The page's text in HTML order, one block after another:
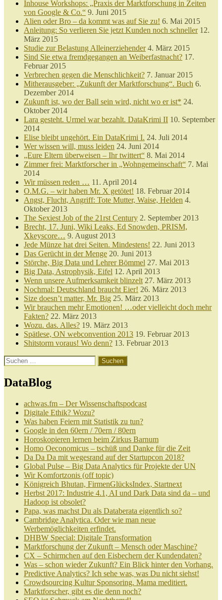
Inhouse Workshops: „Praxis der Marktforschung in Zeiten
von Google & Co.“ 9. Juni 2015
Alien oder Bro – da kommt was auf Sie zu! 6. Mai 2015
Anleitung: So verlieren Sie jetzt Kunden noch schneller 12.
März 2015
Studie zur Belastung Alleinerziehender 4. März 2015
Sind Sie etwa fremdgegangen an Weiberfastnacht? 17.
Februar 2015
Verbrechen gegen die Menschlichkeit? 7. Januar 2015
Mitherausgeber: „Zukunft der Marktforschung“. Buch 6.
Dezember 2014
Zukunft ist, wo der Ball sein wird, nicht wo er ist* 24.
Oktober 2014
Lara gesteht. Urmel war bezahlt. DataKrimi II 10. September
2014
Elise bleibt ungehört. Ein DataKrimi I. 24. Juli 2014
Wer wissen will, muss leiden 24. Juni 2014
„Eure Eltern überweisen – Ihr twittert“ 8. Mai 2014
Zimmer frei: Marktforscher in „Wohngemeinschaft“ 7. Mai
2014
Wir müssen reden … 11. April 2014
O.M.G. – wir haben Mr. X getötet! 18. Februar 2014
Angst, Flucht, Angriff: Tote Mutter, Waise, Helden 4.
Oktober 2013
The Sexiest Job of the 21rst Century 2. September 2013
Brecht, 17. Juni, Wiki Leaks, Ed Snowden, PRISM,
Xkeyscore… 9. August 2013
Jede Münze hat drei Seiten. Mindestens! 22. Juni 2013
Das Gerücht in der Menge 20. Juni 2013
Störche, Big Data und Lehrer Bömmel 27. Mai 2013
Big Data, Astrophysik, Eifel 12. April 2013
Wenn unsere Aufmerksamkeit blinzelt 27. März 2013
Nochmal: Deutschland braucht Eier! 26. März 2013
Size doesn’t matter, Mr. Big 25. März 2013
Wir brauchen mehr Emotionen! …oder vielleicht doch mehr
Fakten? 22. März 2013
Wozu. das. Alles? 19. März 2013
Spätlese, ON webconvention 2013 19. Februar 2013
Shitstorm voraus! Wo denn? 13. Februar 2013
Suchen
nach:
DataBlog
achwas.fm – Der Wissenschaftspodcast
Digitale Ethik? Wozu?
Was haben Feiern mit Statistik zu tun?
Google in den 60ern / 70ern / 80ern
Horoskopieren lernen beim Zirkus Barnum
Homo Oeconomicus – tschüß und Danke für die Zeit
Da Da Da mit wegesrand auf der Startupcon 2018?
Global Pulse – Big Data Analytics für Projekte der UN
Wir Komfortzonis (off topic)
Königreich Bhutan, FirmenGlücksIndex, Startnext
Herbst 2017: Industrie 4.1, AI und Dark Data sind da – und
Hadoop ist obsolet?
Papa, was machst Du als Databerata eigentlich so?
Cambridge Analytica. Oder wie man neue
Werbemöglichkeiten erfindet.
DHBW Special: Digitale Transformation
Marktforschung der Zukunft – Mensch oder Maschine?
CX – Schirmchen auf den Eisbechern der Kundendaten?
Was – schon wieder Zukunft? Ein Blick hinter den Vorhang.
Predictive Analytics? Ich sehe was, was Du nicht siehst!
Crowdsourcing Kultur Sponsoring. Mama meditiert.
Marktforscher, gibt es die denn noch?